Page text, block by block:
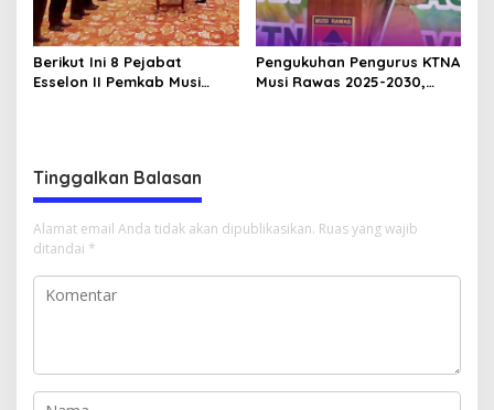
Berikut Ini 8 Pejabat
Esselon II Pemkab Musi
Pengukuhan Pengurus KTNA
Musi Rawas 2025-2030,
Tinggalkan Balasan
Alamat email Anda tidak akan dipublikasikan. Ruas yang wajib
ditandai *